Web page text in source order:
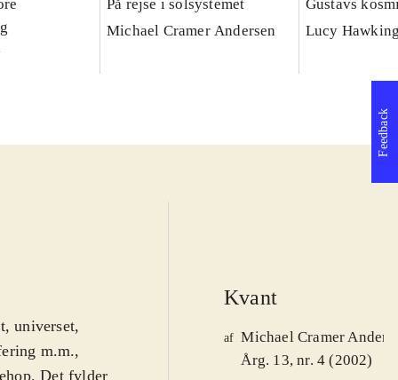
På rejse i solsystemet
Michael Cramer Andersen
Gustavs
Lucy
universet,
m.m.,
Det fylder
Kvant
af Michael Cramer
Årg. 13, nr. 4 (2002)
Feedback